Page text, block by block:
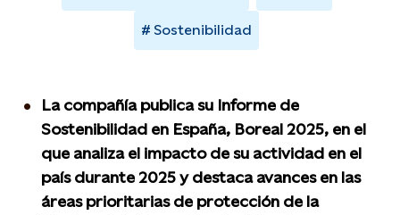
Sostenibilidad
La compañía publica su Informe de
Sostenibilidad en España, Boreal 2025, en el
que analiza el impacto de su actividad en el
país durante 2025 y destaca avances en las
áreas prioritarias de protección de la